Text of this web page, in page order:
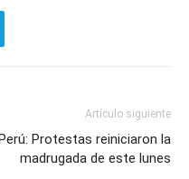
Artículo siguiente
Perú: Protestas reiniciaron la
madrugada de este lunes